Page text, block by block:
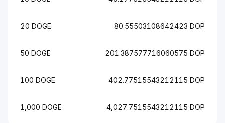
20 DOGE 80.55503108642423 DOP
50 DOGE 201.387577716060575 DOP
100 DOGE 402.77515543212115 DOP
1,000 DOGE 4,027.7515543212115 DOP